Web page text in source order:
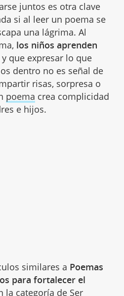
juntos es otra clave
si al leer un poema se
una lágrima. Al
los niños aprenden
y que expresar lo que
dentro no es señal de
risas, sorpresa o
poema crea complicidad
e hijos.
similares a Poemas
para fortalecer el
la categoría de Ser